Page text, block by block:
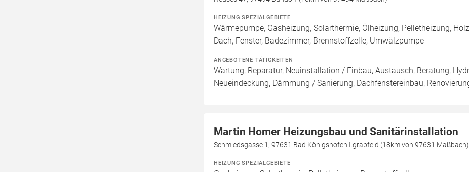
HEIZUNG SPEZIALGEBIETE
Wärmepumpe, Gasheizung, Solarthermie, Ölheizung, Pelletheizung,
Dach, Fenster, Badezimmer, Brennstoffzelle, Umwälzpumpe
ANGEBOTENE TÄTIGKEITEN
Wartung, Reparatur, Neuinstallation / Einbau, Austausch, Beratung,
Neueindeckung, Dämmung / Sanierung, Dachfenstereinbau,
Martin Homer Heizungsbau und Sanitärinstallation
Schmiedsgasse 1, 97631 Bad Königshofen I.grabfeld (18km von 97631 Maßbach)
HEIZUNG SPEZIALGEBIETE